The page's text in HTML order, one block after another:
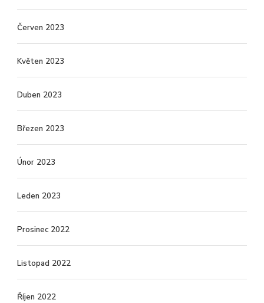
Červen 2023
Květen 2023
Duben 2023
Březen 2023
Únor 2023
Leden 2023
Prosinec 2022
Listopad 2022
Říjen 2022